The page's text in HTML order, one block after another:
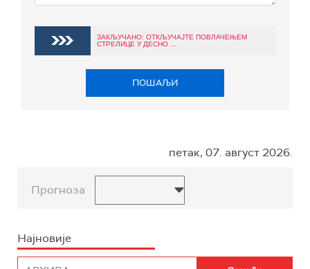
ЗАКЉУЧАНО: ОТКЉУЧАЈТЕ ПОВЛАЧЕЊЕМ
СТРЕЛИЦЕ У ДЕСНО ...
ПОШАЉИ
петак, 07. август 2026.
Прогноза
Најновије